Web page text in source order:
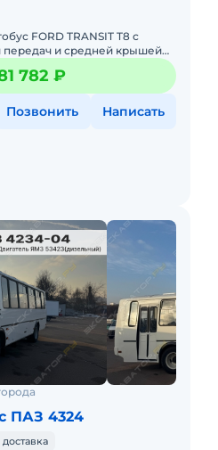
FORD TRANSIT T8 с
передач и средней крышей
до 18 пассажиров на
782 ₽
Позвонить Написать
ПАЗ 4324